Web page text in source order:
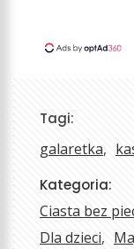
Tagi:
galaretka
Kategoria:
Ciasta bez
Dla dzieci